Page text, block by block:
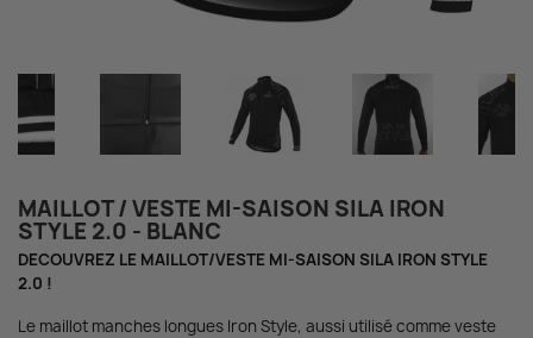
MAILLOT / VESTE MI-SAISON SILA IRON
STYLE 2.0 - BLANC
DECOUVREZ LE MAILLOT/VESTE MI-SAISON SILA IRON STYLE
2.0 !
Le maillot manches longues Iron Style, aussi utilisé comme veste